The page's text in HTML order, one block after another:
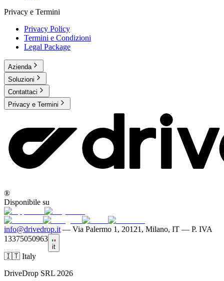
Privacy e Termini
Privacy Policy
Termini e Condizioni
Legal Package
Azienda
Soluzioni
Contattaci
Privacy e Termini
®
Disponibile su
info@drivedrop.it — Via Palermo 1, 20121, Milano, IT — P. IVA
13375050963
it
🇮🇹 Italy
DriveDrop SRL 2026